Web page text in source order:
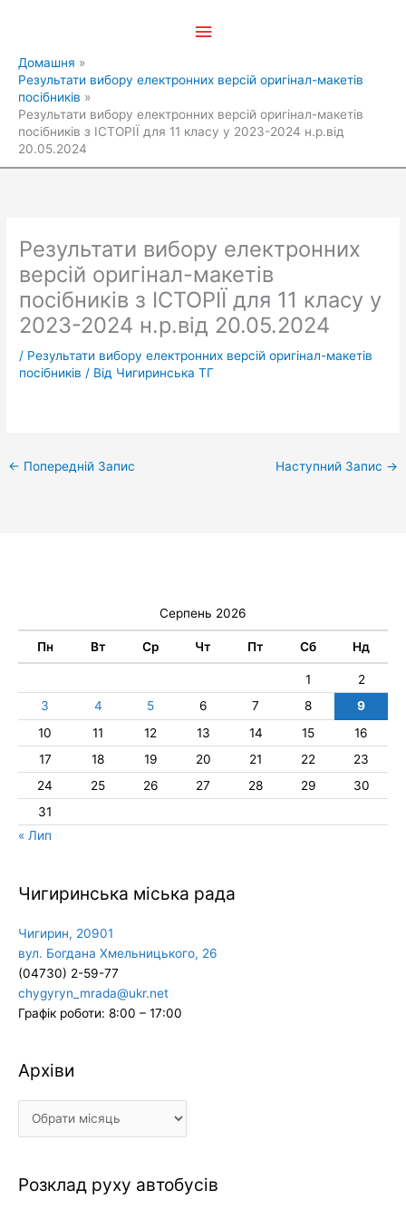
Домашня
Результати вибору електронних версій оригінал-макетів
посібників
Результати вибору електронних версій оригінал-макетів
посібників з ІСТОРІЇ для 11 класу у 2023-2024 н.р.від
20.05.2024
Результати вибору електронних
версій оригінал-макетів
посібників з ІСТОРІЇ для 11 класу у
2023-2024 н.р.від 20.05.2024
/ Результати вибору електронних версій оригінал-макетів
посібників / Від Чигиринська ТГ
← Попередній Запис Наступний Запис →
Серпень 2026
Пн Вт Ср Чт Пт Сб Нд
1
2
3
4 5 6 7 8
9
10
11 12 13 14 15
16
17
18 19 20 21 22
23
24
25 26 27 28 29
30
31
« Лип
Чигиринська міська рада
Чигирин, 20901
вул. Богдана Хмельницького, 26
(04730) 2-59-77
chygyryn_mrada@ukr.net
Графік роботи: 8:00 – 17:00
Архіви
Архіви
Розклад руху автобусів